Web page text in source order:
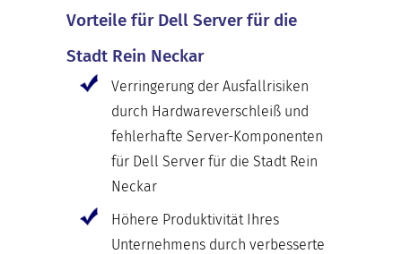
Vorteile für Dell Server für die
Stadt Rein Neckar
Verringerung der Ausfallrisiken
durch Hardwareverschleiß und
fehlerhafte Server-Komponenten
für Dell Server für die Stadt Rein
Neckar
Höhere Produktivität Ihres
Unternehmens durch verbesserte